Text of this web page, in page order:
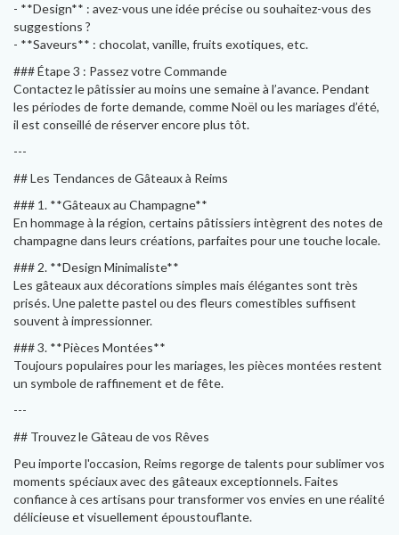
- **Design** : avez-vous une idée précise ou souhaitez-vous des
suggestions ?
- **Saveurs** : chocolat, vanille, fruits exotiques, etc.
### Étape 3 : Passez votre Commande
Contactez le pâtissier au moins une semaine à l’avance. Pendant
les périodes de forte demande, comme Noël ou les mariages d’été,
il est conseillé de réserver encore plus tôt.
---
## Les Tendances de Gâteaux à Reims
### 1. **Gâteaux au Champagne**
En hommage à la région, certains pâtissiers intègrent des notes de
champagne dans leurs créations, parfaites pour une touche locale.
### 2. **Design Minimaliste**
Les gâteaux aux décorations simples mais élégantes sont très
prisés. Une palette pastel ou des fleurs comestibles suffisent
souvent à impressionner.
### 3. **Pièces Montées**
Toujours populaires pour les mariages, les pièces montées restent
un symbole de raffinement et de fête.
---
## Trouvez le Gâteau de vos Rêves
Peu importe l'occasion, Reims regorge de talents pour sublimer vos
moments spéciaux avec des gâteaux exceptionnels. Faites
confiance à ces artisans pour transformer vos envies en une réalité
délicieuse et visuellement époustouflante.